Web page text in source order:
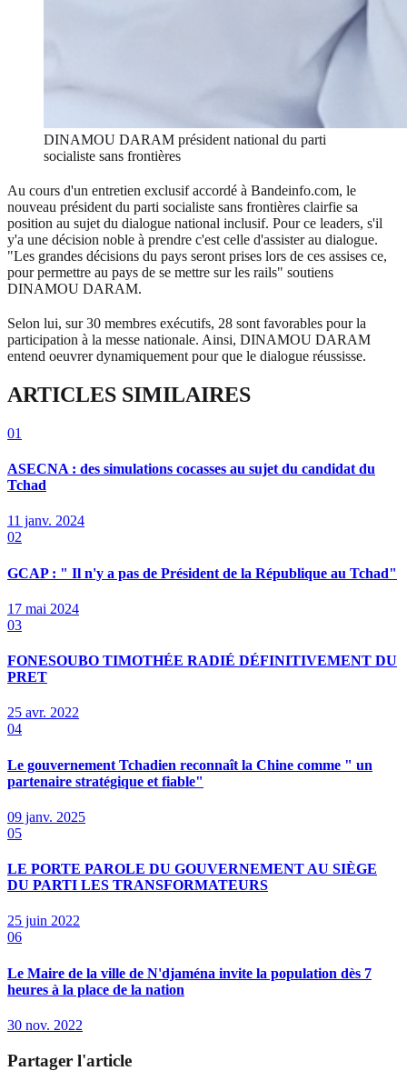
DINAMOU DARAM président national du parti
socialiste sans frontières
Au cours d'un entretien exclusif accordé à Bandeinfo.com, le
nouveau président du parti socialiste sans frontières clairfie sa
position au sujet du dialogue national inclusif. Pour ce leaders, s'il
y'a une décision noble à prendre c'est celle d'assister au dialogue.
"Les grandes décisions du pays seront prises lors de ces assises ce,
pour permettre au pays de se mettre sur les rails" soutiens
DINAMOU DARAM.
Selon lui, sur 30 membres exécutifs, 28 sont favorables pour la
participation à la messe nationale. Ainsi, DINAMOU DARAM
entend oeuvrer dynamiquement pour que le dialogue réussisse.
ARTICLES SIMILAIRES
01
ASECNA : des simulations cocasses au sujet du candidat du
Tchad
11 janv. 2024
02
GCAP : " Il n'y a pas de Président de la République au Tchad"
17 mai 2024
03
FONESOUBO TIMOTHÉE RADIÉ DÉFINITIVEMENT DU
PRET
25 avr. 2022
04
Le gouvernement Tchadien reconnaît la Chine comme " un
partenaire stratégique et fiable"
09 janv. 2025
05
LE PORTE PAROLE DU GOUVERNEMENT AU SIÈGE
DU PARTI LES TRANSFORMATEURS
25 juin 2022
06
Le Maire de la ville de N'djaména invite la population dès 7
heures à la place de la nation
30 nov. 2022
Partager l'article